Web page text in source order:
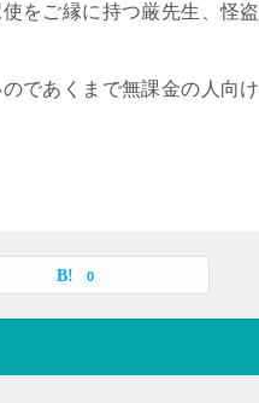
をご縁に持つ厳先生、怪盗
であくまで無課金の人向け
0